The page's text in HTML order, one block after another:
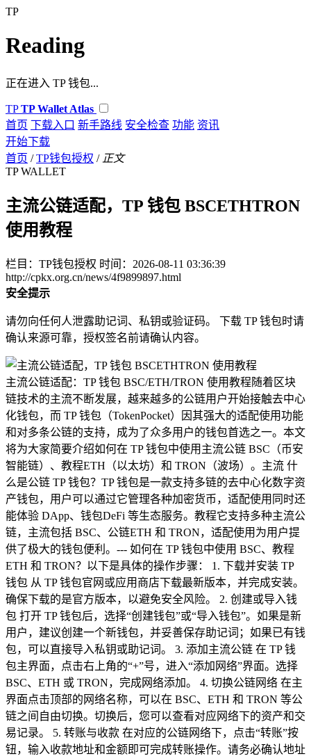
TP
Reading
正在进入 TP 钱包...
TP TP Wallet Atlas
首页 下载入口 新手路线 安全检查 功能 资讯
开始下载
首页 / TP钱包授权 / 正文
TP WALLET
主流公链适配，TP 钱包 BSCETHTRON
使用教程
栏目：TP钱包授权 时间：2026-08-11 03:36:39
http://cpkx.org.cn/news/4f9899897.html
安全提示
请勿向任何人泄露助记词、私钥或验证码。 下载 TP 钱包时请
确认来源可靠，授权签名前请确认内容。
主流公链适配：TP 钱包 BSC/ETH/TRON 使用教程随着区块
链技术的主流不断发展，越来越多的公链用户开始接触去中心
化钱包，而 TP 钱包（TokenPocket）因其强大的适配使用功能
和对多条公链的支持，成为了众多用户的钱包首选之一。本文
将为大家简要介绍如何在 TP 钱包中使用主流公链 BSC（币安
智能链）、教程ETH（以太坊）和 TRON（波场）。主流 什
么是公链 TP 钱包？TP 钱包是一款支持多链的去中心化数字资
产钱包，用户可以通过它管理各种加密货币，适配使用同时还
能体验 DApp、钱包DeFi 等生态服务。教程它支持多种主流公
链，主流包括 BSC、公链ETH 和 TRON，适配使用为用户提
供了极大的钱包便利。--- 如何在 TP 钱包中使用 BSC、教程
ETH 和 TRON？以下是具体的操作步骤： 1. 下载并安装 TP
钱包 从 TP 钱包官网或应用商店下载最新版本，并完成安装。
确保下载的是官方版本，以避免安全风险。 2. 创建或导入钱
包 打开 TP 钱包后，选择“创建钱包”或“导入钱包”。如果是新
用户，建议创建一个新钱包，并妥善保存助记词；如果已有钱
包，可以直接导入私钥或助记词。 3. 添加主流公链 在 TP 钱
包主界面，点击右上角的“+”号，进入“添加网络”界面。选择
BSC、ETH 或 TRON，完成网络添加。 4. 切换公链网络 在主
界面点击顶部的网络名称，可以在 BSC、ETH 和 TRON 等公
链之间自由切换。切换后，您可以查看对应网络下的资产和交
易记录。 5. 转账与收款 在对应的公链网络下，点击“转账”按
钮，输入收款地址和金额即可完成转账操作。请务必确认地址